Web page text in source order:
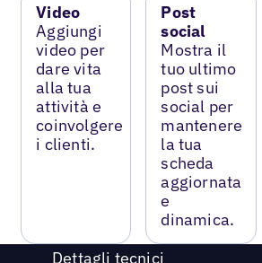
Video
Aggiungi
video per
dare vita
alla tua
attività e
coinvolgere
i clienti.
Post
social
Mostra il
tuo ultimo
post sui
social per
mantenere
la tua
scheda
aggiornata
e
dinamica.
Dettagli tecnici